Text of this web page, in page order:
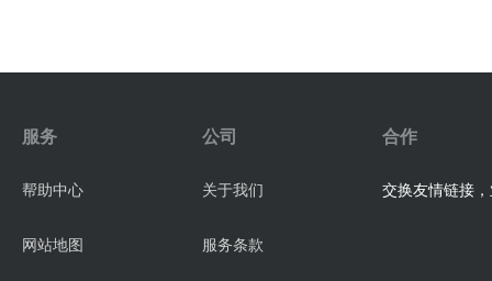
服务
帮助中心
网站地图
公司
关于我们
服务条款
合作
交换友情链接